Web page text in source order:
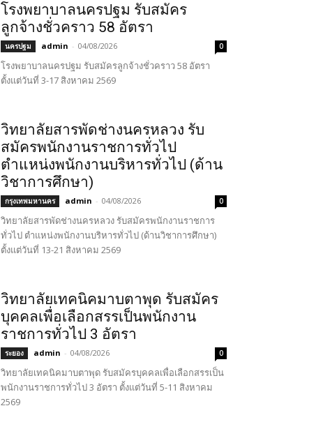
โรงพยาบาลนครปฐม รับสมัคร
ลูกจ้างชั่วคราว 58 อัตรา
นครปฐม admin - 04/08/2026 0
โรงพยาบาลนครปฐม รับสมัครลูกจ้างชั่วคราว 58 อัตรา
ตั้งแต่วันที่ 3-17 สิงหาคม 2569
วิทยาลัยสารพัดช่างนครหลวง รับ
สมัครพนักงานราชการทั่วไป
ตำแหน่งพนักงานบริหารทั่วไป (ด้าน
วิชาการศึกษา)
กรุงเทพมหานคร admin - 04/08/2026 0
วิทยาลัยสารพัดช่างนครหลวง รับสมัครพนักงานราชการ
ทั่วไป ตำแหน่งพนักงานบริหารทั่วไป (ด้านวิชาการศึกษา)
ตั้งแต่วันที่ 13-21 สิงหาคม 2569
วิทยาลัยเทคนิคมาบตาพุด รับสมัคร
บุคคลเพื่อเลือกสรรเป็นพนักงาน
ราชการทั่วไป 3 อัตรา
ระยอง admin - 04/08/2026 0
วิทยาลัยเทคนิคมาบตาพุด รับสมัครบุคคลเพื่อเลือกสรรเป็น
พนักงานราชการทั่วไป 3 อัตรา ตั้งแต่วันที่ 5-11 สิงหาคม
2569